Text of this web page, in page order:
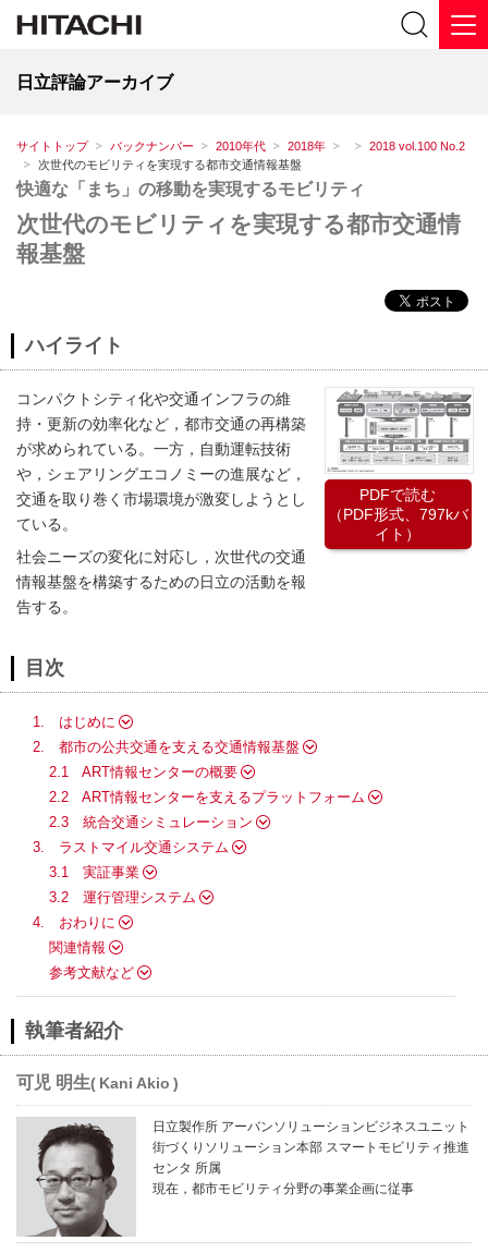
日立評論アーカイブ
サイトトップ バックナンバー 2010年代 2018年
2018 vol.100 No.2
次世代のモビリティを実現する都市交通情報基盤
快適な「まち」の移動を実現するモビリティ
次世代のモビリティを実現する都市交通情
報基盤
ハイライト
コンパクトシティ化や交通インフラの維
持・更新の効率化など，都市交通の再構築
が求められている。一方，自動運転技術
や，シェアリングエコノミーの進展など，
交通を取り巻く市場環境が激変しようとし
ている。
社会ニーズの変化に対応し，次世代の交通
情報基盤を構築するための日立の活動を報
告する。
PDFで読む
（PDF形式、797kバ
イト）
目次
1. はじめに
2. 都市の公共交通を支える交通情報基盤
2.1 ART情報センターの概要
2.2 ART情報センターを支えるプラットフォーム
2.3 統合交通シミュレーション
3. ラストマイル交通システム
3.1 実証事業
3.2 運行管理システム
4. おわりに
関連情報
参考文献など
執筆者紹介
可児 明生 Kani Akio
日立製作所 アーバンソリューションビジネスユニット
街づくりソリューション本部 スマートモビリティ推進
センタ 所属
現在，都市モビリティ分野の事業企画に従事